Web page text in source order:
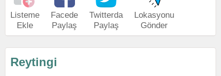
Listeme
Ekle
Facede
Paylaş
Twitterda
Paylaş
Lokasyonu
Gönder
Reytingi